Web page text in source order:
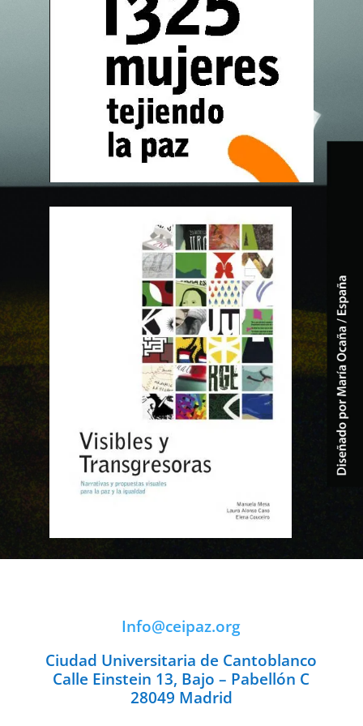
Info@ceipaz.org
Ciudad Universitaria de Cantoblanco
Calle Einstein 13, Bajo – Pabellón C
28049 Madrid